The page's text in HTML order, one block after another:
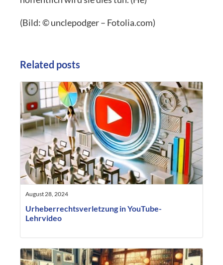
(Bild: © unclepodger – Fotolia.com)
Related posts
August 28, 2024
Urheberrechtsverletzung in YouTube-
Lehrvideo